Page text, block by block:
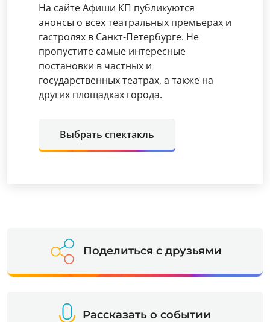
На сайте Афиши КП публикуются
анонсы о всех театральных премьерах и
гастролях в Санкт-Петербурге. Не
пропустите самые интересные
постановки в частных и
государственных театрах, а также на
других площадках города.
Выбрать спектакль
Поделиться с друзьями
Рассказать о событии